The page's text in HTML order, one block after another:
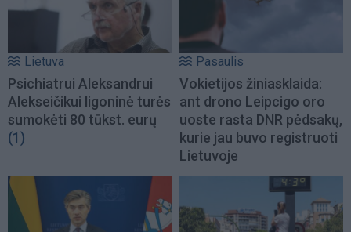
Lietuva
Psichiatrui Aleksandrui
Alekseičikui ligoninė turės
sumokėti 80 tūkst. eurų
(1)
Pasaulis
Vokietijos žiniasklaida:
ant drono Leipcigo oro
uoste rasta DNR pėdsakų,
kurie jau buvo registruoti
Lietuvoje